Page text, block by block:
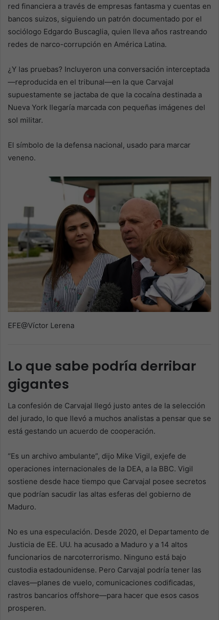
red financiera a través de empresas fantasma y cuentas en
bancos suizos, siguiendo un patrón documentado por el
sociólogo Edgardo Buscaglia, quien lleva años rastreando
redes de narco-corrupción en América Latina.
¿Y las pruebas? Incluyeron una conversación interceptada
—reproducida en el tribunal—en la que Carvajal
supuestamente se jactaba de que la cocaína destinada a
Nueva York llegaría marcada con pequeñas imágenes del
sol militar.
El símbolo de la defensa nacional, usado para marcar
veneno.
EFE@Víctor Lerena
Lo que sabe podría derribar
gigantes
La confesión de Carvajal llegó justo antes de la selección
del jurado, lo que llevó a muchos analistas a pensar que se
está gestando un acuerdo de cooperación.
“Es un archivo ambulante”, dijo Mike Vigil, exjefe de
operaciones internacionales de la DEA, a la BBC. Vigil
sostiene desde hace tiempo que Carvajal posee secretos
que podrían sacudir las altas esferas del gobierno de
Maduro.
No es una especulación. Desde 2020, el Departamento de
Justicia de EE. UU. ha acusado a Maduro y a 14 altos
funcionarios de narcoterrorismo. Ninguno está bajo
custodia estadounidense. Pero Carvajal podría tener las
claves—planes de vuelo, comunicaciones codificadas,
rastros bancarios offshore—para hacer que esos casos
prosperen.